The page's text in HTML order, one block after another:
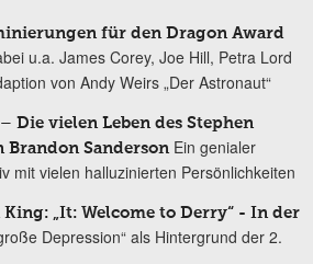
für den Dragon Award
u.a. James Corey, Joe Hill, Petra Lord
von Andy Weirs „Der Astronaut“
– Die vielen Leben des Stephen
Brandon Sanderson Ein genialer
mit vielen halluzinierten Persönlichkeiten
King: „It: Welcome to Derry“ - In der
Depression“ als Hintergrund der 2.